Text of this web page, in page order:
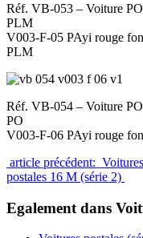
Réf. VB-053 – Voiture
PLM
V003-F-05 PAyi rouge
PLM
Réf. VB-054 – Voiture
PO
V003-F-06 PAyi rouge
article précédent:
postales 16 M (série 2)
Egalement dans